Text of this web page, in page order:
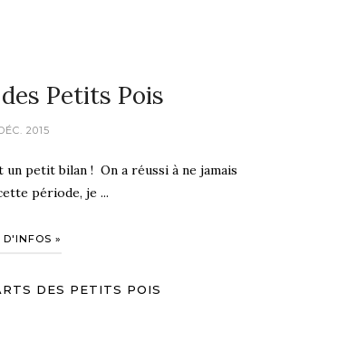
Petits Pois
2015
petit bilan ! On a réussi à ne jamais
période, je ...
D'INFOS »
DES PETITS POIS